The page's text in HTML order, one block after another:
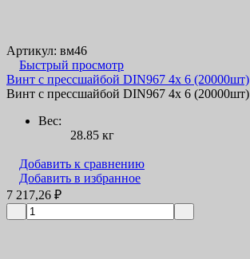
Артикул: вм46
Быстрый просмотр
Винт с прессшайбой DIN967 4х 6 (20000шт)
Винт с прессшайбой DIN967 4х 6 (20000шт)
Вес:
28.85 кг
Добавить к сравнению
Добавить в избранное
7 217,26 ₽